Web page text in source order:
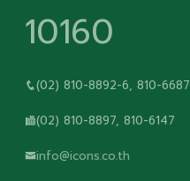
10160
(02) 810-8892-6, 810-6687
(02) 810-8897, 810-6147
info@icons.co.th